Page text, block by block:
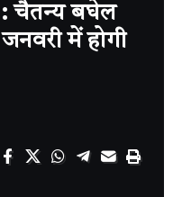
चैतन्य बघेल
में होगी